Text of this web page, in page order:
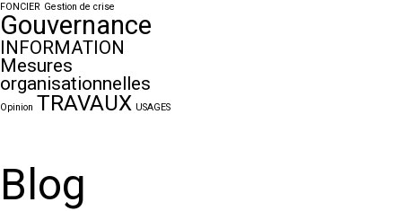
FONCIER Gestion de crise
Gouvernance
INFORMATION
Mesures
organisationnelles
Opinion TRAVAUX USAGES
Blog